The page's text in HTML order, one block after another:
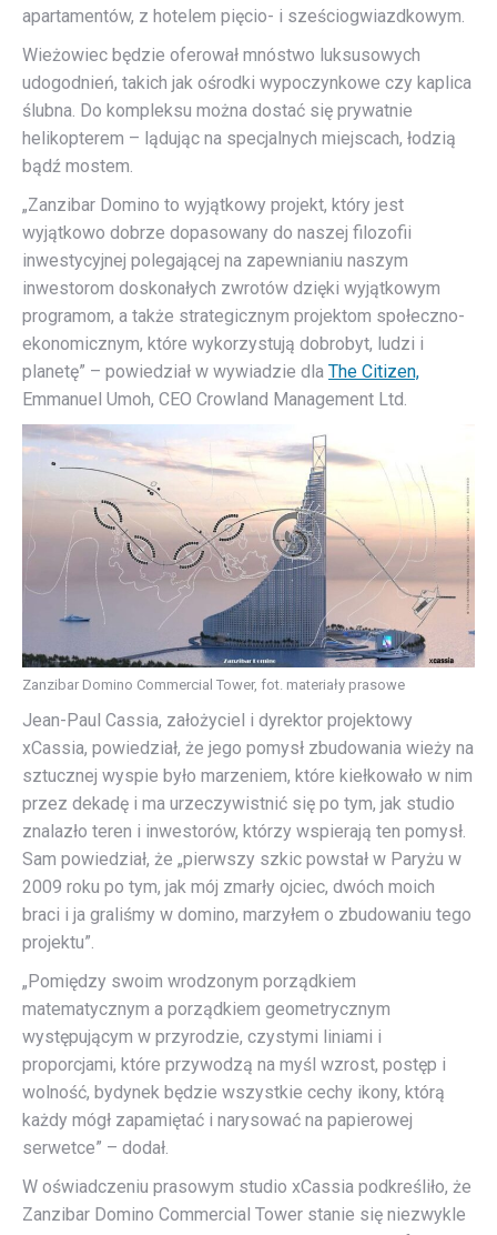
apartamentów, z hotelem pięcio- i sześciogwiazdkowym.
Wieżowiec będzie oferował mnóstwo luksusowych
udogodnień, takich jak ośrodki wypoczynkowe czy kaplica
ślubna. Do kompleksu można dostać się prywatnie
helikopterem – lądując na specjalnych miejscach, łodzią
bądź mostem.
„Zanzibar Domino to wyjątkowy projekt, który jest
wyjątkowo dobrze dopasowany do naszej filozofii
inwestycyjnej polegającej na zapewnianiu naszym
inwestorom doskonałych zwrotów dzięki wyjątkowym
programom, a także strategicznym projektom społeczno-
ekonomicznym, które wykorzystują dobrobyt, ludzi i
planetę” – powiedział w wywiadzie dla The Citizen,
Emmanuel Umoh, CEO Crowland Management Ltd.
Zanzibar Domino Commercial Tower, fot. materiały prasowe
Jean-Paul Cassia, założyciel i dyrektor projektowy
xCassia, powiedział, że jego pomysł zbudowania wieży na
sztucznej wyspie było marzeniem, które kiełkowało w nim
przez dekadę i ma urzeczywistnić się po tym, jak studio
znalazło teren i inwestorów, którzy wspierają ten pomysł.
Sam powiedział, że „pierwszy szkic powstał w Paryżu w
2009 roku po tym, jak mój zmarły ojciec, dwóch moich
braci i ja graliśmy w domino, marzyłem o zbudowaniu tego
projektu”.
„Pomiędzy swoim wrodzonym porządkiem
matematycznym a porządkiem geometrycznym
występującym w przyrodzie, czystymi liniami i
proporcjami, które przywodzą na myśl wzrost, postęp i
wolność, bydynek będzie wszystkie cechy ikony, którą
każdy mógł zapamiętać i narysować na papierowej
serwetce” – dodał.
W oświadczeniu prasowym studio xCassia podkreśliło, że
​​Zanzibar Domino Commercial Tower stanie się niezwykle